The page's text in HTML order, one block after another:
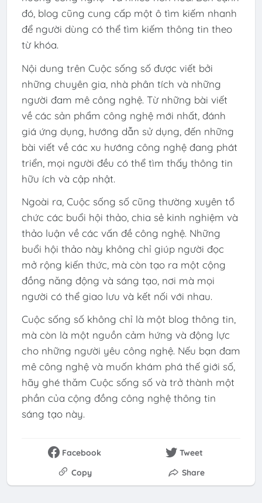
đó, blog cũng cung cấp một ô tìm kiếm nhanh
để người dùng có thể tìm kiếm thông tin theo
từ khóa.
Nội dung trên Cuộc sống số được viết bởi
những chuyên gia, nhà phân tích và những
người đam mê công nghệ. Từ những bài viết
về các sản phẩm công nghệ mới nhất, đánh
giá ứng dụng, hướng dẫn sử dụng, đến những
bài viết về các xu hướng công nghệ đang phát
triển, mọi người đều có thể tìm thấy thông tin
hữu ích và cập nhật.
Ngoài ra, Cuộc sống số cũng thường xuyên tổ
chức các buổi hội thảo, chia sẻ kinh nghiệm và
thảo luận về các vấn đề công nghệ. Những
buổi hội thảo này không chỉ giúp người đọc
mở rộng kiến thức, mà còn tạo ra một cộng
đồng năng động và sáng tạo, nơi mà mọi
người có thể giao lưu và kết nối với nhau.
Cuộc sống số không chỉ là một blog thông tin,
mà còn là một nguồn cảm hứng và động lực
cho những người yêu công nghệ. Nếu bạn đam
mê công nghệ và muốn khám phá thế giới số,
hãy ghé thăm Cuộc sống số và trở thành một
phần của cộng đồng công nghệ thông tin
sáng tạo này.
Facebook
Tweet
Copy
Share